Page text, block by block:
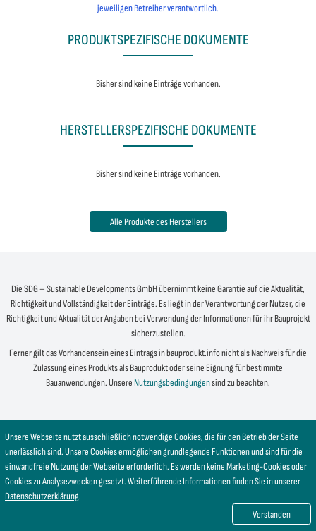
jeweiligen Betreiber verantwortlich.
PRODUKTSPEZIFISCHE DOKUMENTE
Bisher sind keine Einträge vorhanden.
HERSTELLERSPEZIFISCHE DOKUMENTE
Bisher sind keine Einträge vorhanden.
Alle Produkte des Herstellers
Die SDG – Sustainable Developments GmbH übernimmt keine Garantie auf die Aktualität,
Richtigkeit und Vollständigkeit der Einträge. Es liegt in der Verantwortung der Nutzer, die
Richtigkeit und Aktualität der Angaben bei Verwendung der Informationen für ihr Bauprojekt
sicherzustellen.
Ferner gilt das Vorhandensein eines Eintrags in bauprodukt.info nicht als Nachweis für die
Zulassung eines Produkts als Bauprodukt oder seine Eignung für bestimmte
Bauanwendungen. Unsere Nutzungsbedingungensind zu beachten.
Unsere Webseite nutzt ausschließlich notwendige Cookies, die für den Betrieb der Seite
unerlässlich sind. Unsere Cookies ermöglichen grundlegende Funktionen und sind für die
einwandfreie Nutzung der Webseite erforderlich. Es werden keine Marketing-Cookies oder
Cookies zu Analysezwecken gesetzt. Weiterführende Informationen finden Sie in unserer
Datenschutzerklärung.
Verstanden